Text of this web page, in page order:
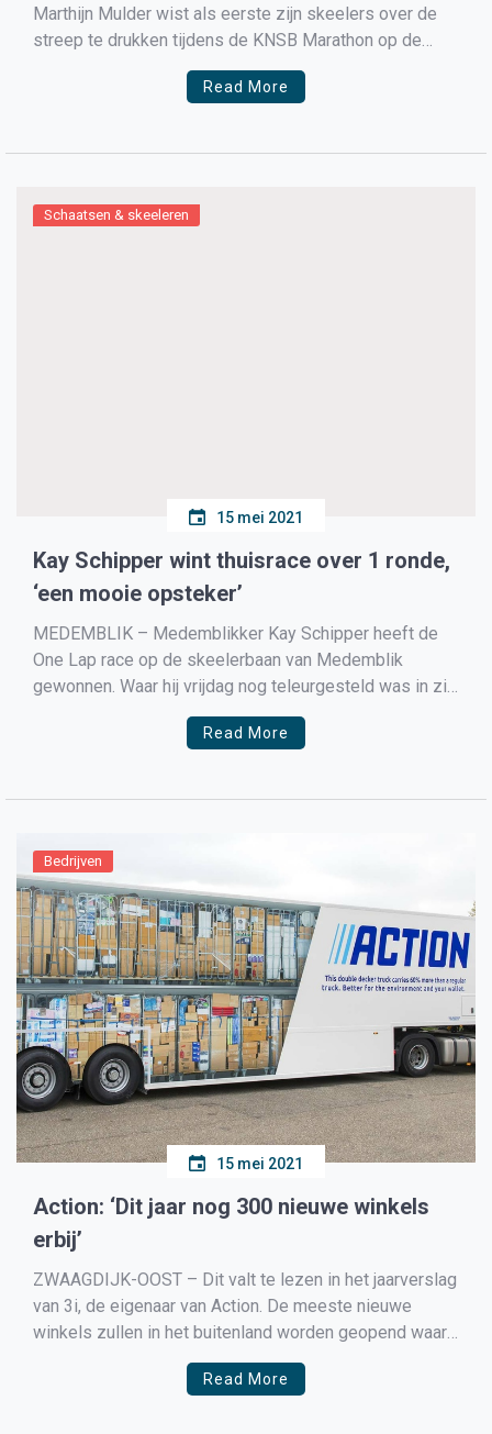
Marthijn Mulder wist als eerste zijn skeelers over de
streep te drukken tijdens de KNSB Marathon op de
skeelerbaan van Medemblik, met vlak daarachter
Casper de Gier (2e) en Kay Schipper (3e). Leek het er in
Read More
Schaatsen & skeeleren
15 mei 2021
Kay Schipper wint thuisrace over 1 ronde,
‘een mooie opsteker’
MEDEMBLIK – Medemblikker Kay Schipper heeft de
One Lap race op de skeelerbaan van Medemblik
gewonnen. Waar hij vrijdag nog teleurgesteld was in zijn
optreden tijdens de race op de skeelerbaan van
Wervershoof, of zoals hij tegen Schaatsen.nl zegt, ‘Het
Read More
Bedrijven
15 mei 2021
Action: ‘Dit jaar nog 300 nieuwe winkels
erbij’
ZWAAGDIJK-OOST – Dit valt te lezen in het jaarverslag
van 3i, de eigenaar van Action. De meeste nieuwe
winkels zullen in het buitenland worden geopend waar
Action explosief aan het groeien is. Action telt nu 395
winkels in Nederland en 1321 winkels in het buitenland.
Read More